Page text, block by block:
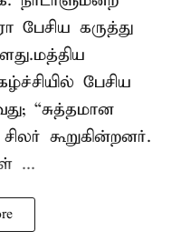
பேசிய கருத்து
பேசிய
“சுத்தமான
கூறுகின்றனர்.
...